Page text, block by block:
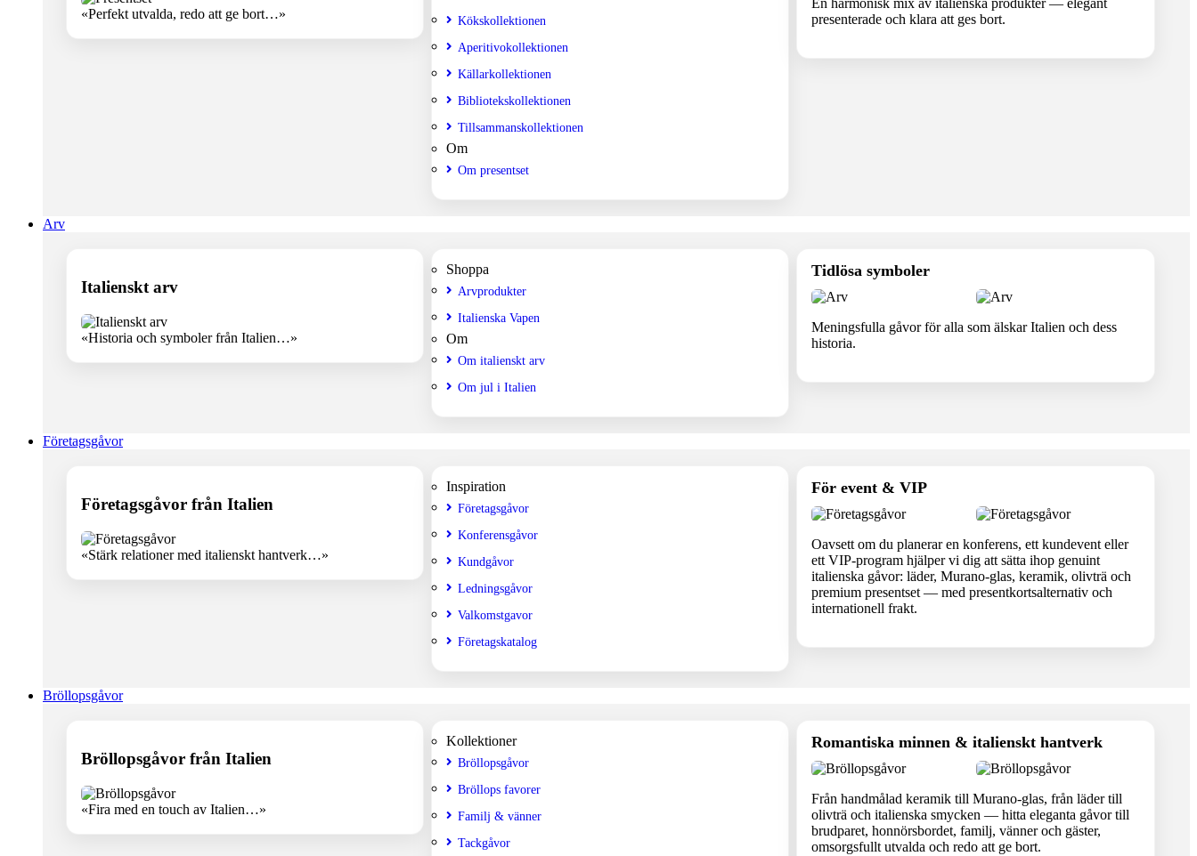
«Perfekt utvalda, redo att ge bort…»
Kökskollektionen
Aperitivokollektionen
Källarkollektionen
Bibliotekskollektionen
Tillsammanskollektionen
Om
Om presentset
En harmonisk mix av italienska produkter — elegant
presenterade och klara att ges bort.
Arv
Italienskt arv
«Historia och symboler från Italien…»
Shoppa
Arvprodukter
Italienska Vapen
Om
Om italienskt arv
Om jul i Italien
Tidlösa symboler
Meningsfulla gåvor för alla som älskar Italien och dess
historia.
Företagsgåvor
Företagsgåvor från Italien
«Stärk relationer med italienskt hantverk…»
Inspiration
Företagsgåvor
Konferensgåvor
Kundgåvor
Ledningsgåvor
Valkomstgavor
Företagskatalog
För event & VIP
Oavsett om du planerar en konferens, ett kundevent eller
ett VIP-program hjälper vi dig att sätta ihop genuint
italienska gåvor: läder, Murano-glas, keramik, olivträ och
premium presentset — med presentkortsalternativ och
internationell frakt.
Bröllopsgåvor
Bröllopsgåvor från Italien
«Fira med en touch av Italien…»
Kollektioner
Bröllopsgåvor
Bröllops favorer
Familj & vänner
Tackgåvor
Romantiska minnen & italienskt hantverk
Från handmålad keramik till Murano-glas, från läder till
olivträ och italienska smycken — hitta eleganta gåvor till
brudparet, honnörsbordet, familj, vänner och gäster,
omsorgsfullt utvalda och redo att ge bort.